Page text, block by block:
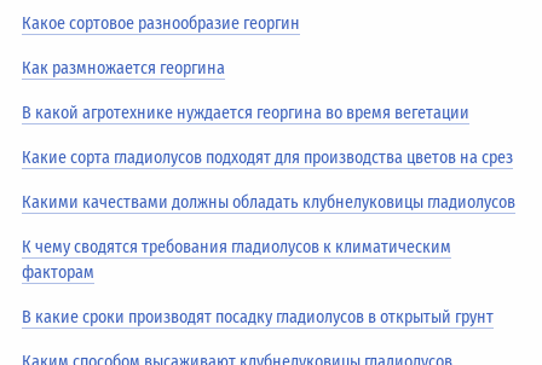
Какое сортовое разнообразие георгин
Как размножается георгина
В какой агротехнике нуждается георгина во время вегетации
Какие сорта гладиолусов подходят для производства цветов на срез
Какими качествами должны обладать клубнелуковицы гладиолусов
К чему сводятся требования гладиолусов к климатическим
факторам
В какие сроки производят посадку гладиолусов в открытый грунт